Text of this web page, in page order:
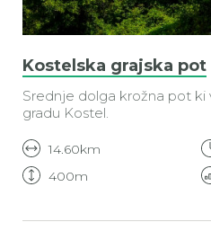
Kostelska grajska pot
Srednje dolga krožna pot ki
gradu Kostel.
14.60km
400m